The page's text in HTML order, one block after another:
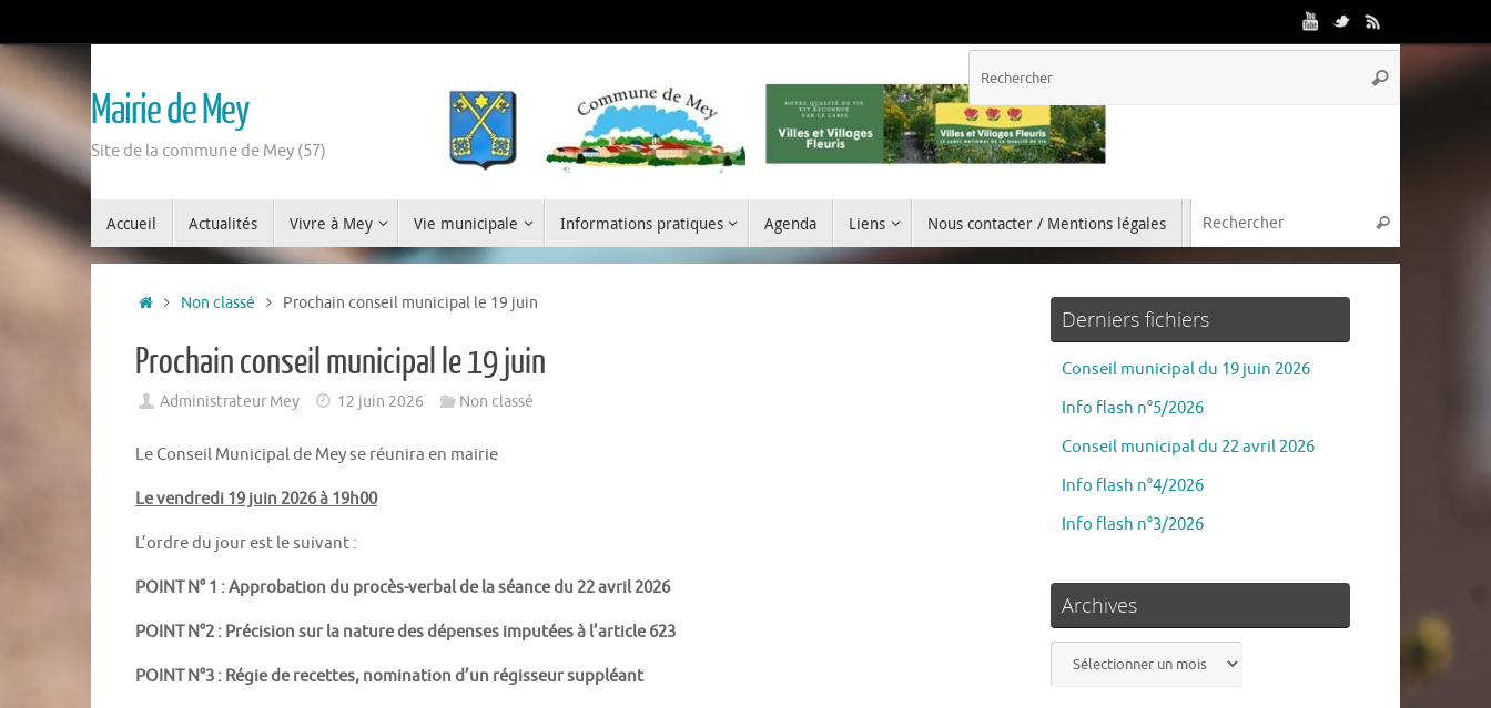
Mairie de Mey
Site de la commune de Mey (57)
Accueil Actualités Vivre à Mey Vie municipale Informations pratiques Agenda Liens Nous contacter / Mentions légales
Non classé Prochain conseil municipal le 19 juin
Prochain conseil municipal le 19 juin
Administrateur Mey 12 juin 2026 Non classé
Le Conseil Municipal de Mey se réunira en mairie
Le vendredi 19 juin 2026à 19h00
L’ordre du jour est le suivant :
POINT N° 1 : Approbation du procès-verbal de la séance du 22 avril 2026
POINT N°2 : Précision sur la nature des dépenses imputées à l’article 623
POINT N°3 : Régie de recettes, nomination d’un régisseur suppléant
Derniers fichiers
Conseil municipal du 19 juin 2026
Info flash n°5/2026
Conseil municipal du 22 avril 2026
Info flash n°4/2026
Info flash n°3/2026
Archives